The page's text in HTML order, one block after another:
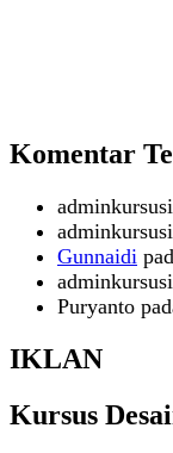
Komentar
Gunnaidi
Puryanto
IKLAN
Kursus